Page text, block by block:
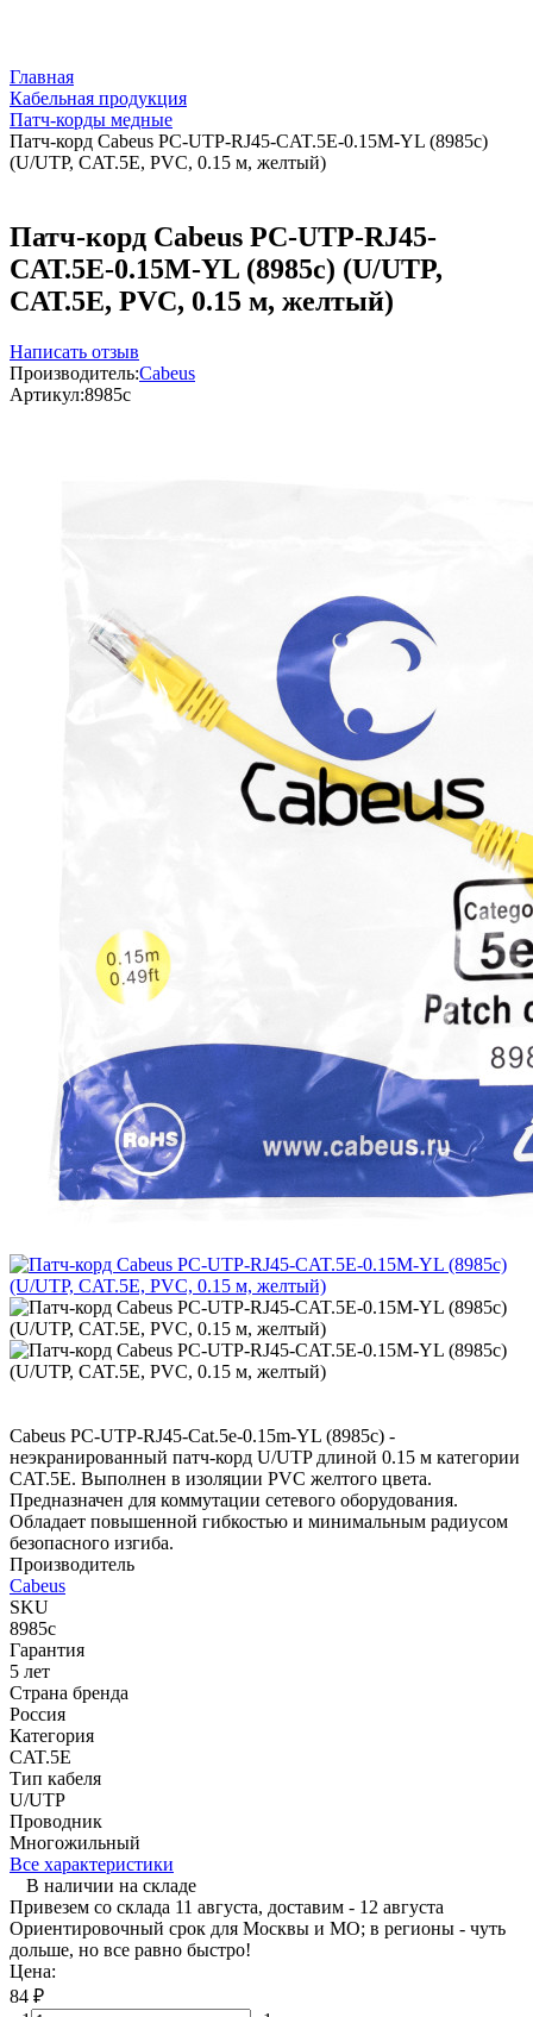
Главная
Кабельная продукция
Патч-корды медные
Патч-корд Cabeus PC-UTP-RJ45-CAT.5E-0.15M-YL (8985c)
(U/UTP, CAT.5E, PVC, 0.15 м, желтый)
Патч-корд Cabeus PC-UTP-RJ45-
CAT.5E-0.15M-YL (8985c) (U/UTP,
CAT.5E, PVC, 0.15 м, желтый)
Написать отзыв
Производитель:Cabeus
Артикул:8985c
Cabeus PC-UTP-RJ45-Cat.5e-0.15m-YL (8985c) -
неэкранированный патч-корд U/UTP длиной 0.15 м категории
CAT.5E. Выполнен в изоляции PVC желтого цвета.
Предназначен для коммутации сетевого оборудования.
Обладает повышенной гибкостью и минимальным радиусом
безопасного изгиба.
Производитель
Cabeus
SKU
8985c
Гарантия
5 лет
Страна бренда
Россия
Категория
CAT.5E
Тип кабеля
U/UTP
Проводник
Многожильный
Все характеристики
В наличии на складе
Привезем со склада 11 августа, доставим - 12 августа
Ориентировочный срок для Москвы и МО; в регионы - чуть
дольше, но все равно быстро!
Цена:
84 ₽